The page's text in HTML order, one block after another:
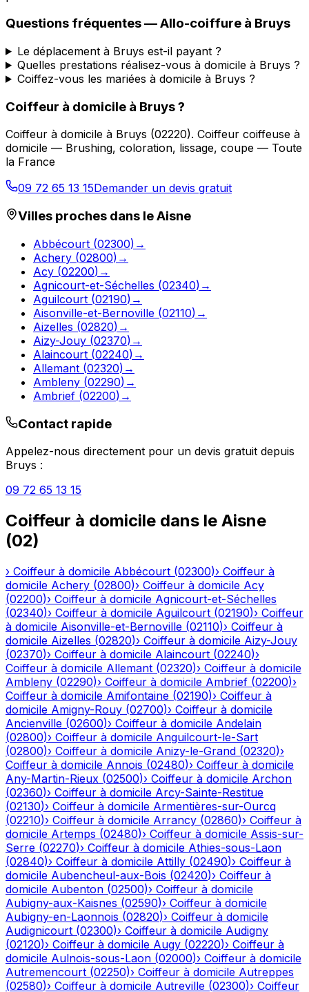
Questions fréquentes —Allo-coiffure à Bruys
Le déplacement à Bruys est-il payant ?
Quelles prestations réalisez-vous à domicile à Bruys ?
Coiffez-vous les mariées à domicile à Bruys ?
Coiffeur à domicile à Bruys?
Coiffeur à domicile à Bruys (02220). Coiffeur coiffeuse à
domicile — Brushing, coloration, lissage, coupe — Toute
la France
09 72 65 13 15Demander un devis gratuit
Villes proches dans leAisne
Abbécourt (02300) →
Achery (02800) →
Acy (02200) →
Agnicourt-et-Séchelles (02340) →
Aguilcourt (02190) →
Aisonville-et-Bernoville (02110) →
Aizelles (02820) →
Aizy-Jouy (02370) →
Alaincourt (02240) →
Allemant (02320) →
Ambleny (02290) →
Ambrief (02200) →
Contact rapide
Appelez-nous directement pour un devis gratuit depuis
Bruys :
09 72 65 13 15
Coiffeur à domicile dans le Aisne
(02)
› Coiffeur à domicile Abbécourt (02300)› Coiffeur à
domicile Achery (02800)› Coiffeur à domicile Acy
(02200)› Coiffeur à domicile Agnicourt-et-Séchelles
(02340)› Coiffeur à domicile Aguilcourt (02190)› Coiffeur
à domicile Aisonville-et-Bernoville (02110)› Coiffeur à
domicile Aizelles (02820)› Coiffeur à domicile Aizy-Jouy
(02370)› Coiffeur à domicile Alaincourt (02240)›
Coiffeur à domicile Allemant (02320)› Coiffeur à domicile
Ambleny (02290)› Coiffeur à domicile Ambrief (02200)›
Coiffeur à domicile Amifontaine (02190)› Coiffeur à
domicile Amigny-Rouy (02700)› Coiffeur à domicile
Ancienville (02600)› Coiffeur à domicile Andelain
(02800)› Coiffeur à domicile Anguilcourt-le-Sart
(02800)› Coiffeur à domicile Anizy-le-Grand (02320)›
Coiffeur à domicile Annois (02480)› Coiffeur à domicile
Any-Martin-Rieux (02500)› Coiffeur à domicile Archon
(02360)› Coiffeur à domicile Arcy-Sainte-Restitue
(02130)› Coiffeur à domicile Armentières-sur-Ourcq
(02210)› Coiffeur à domicile Arrancy (02860)› Coiffeur à
domicile Artemps (02480)› Coiffeur à domicile Assis-sur-
Serre (02270)› Coiffeur à domicile Athies-sous-Laon
(02840)› Coiffeur à domicile Attilly (02490)› Coiffeur à
domicile Aubencheul-aux-Bois (02420)› Coiffeur à
domicile Aubenton (02500)› Coiffeur à domicile
Aubigny-aux-Kaisnes (02590)› Coiffeur à domicile
Aubigny-en-Laonnois (02820)› Coiffeur à domicile
Audignicourt (02300)› Coiffeur à domicile Audigny
(02120)› Coiffeur à domicile Augy (02220)› Coiffeur à
domicile Aulnois-sous-Laon (02000)› Coiffeur à domicile
Autremencourt (02250)› Coiffeur à domicile Autreppes
(02580)› Coiffeur à domicile Autreville (02300)› Coiffeur